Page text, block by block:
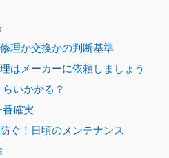
理か交換かの判断基準
はメーカーに依頼しましょう
いかかる？
番確実
ぐ！日頃のメンテナンス